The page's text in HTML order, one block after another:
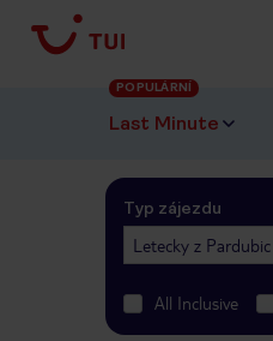
Last Minute
POPULÁRNÍ
Typ zájezdu
Letecky z Pardubic
All Inclusive